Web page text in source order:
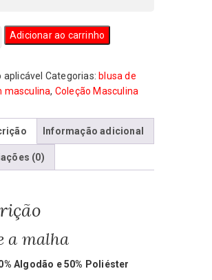
Adicionar ao carrinho
aplicável Categorias: blusa de
masculina, Coleção Masculina
Informação adicional
(0)
a malha
Algodão e 50% Poliéster